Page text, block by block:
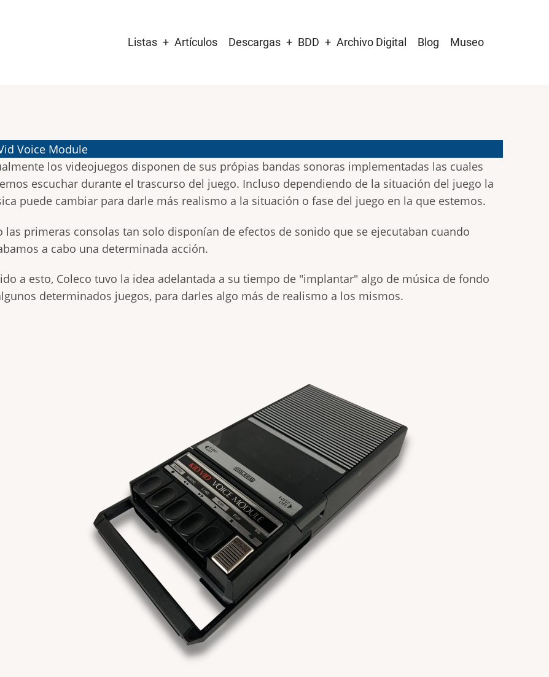
navigation
Listas Artículos Descargas BDD Archivo Digital Blog Museo
Voice Module
los videojuegos disponen de sus própias bandas sonoras implementadas las cuales
escuchar durante el trascurso del juego. Incluso dependiendo de la situación del juego la
puede cambiar para darle más realismo a la situación o fase del juego en la que estemos.
las primeras consolas tan solo disponían de efectos de sonido que se ejecutaban cuando
a cabo una determinada acción.
a esto, Coleco tuvo la idea adelantada a su tiempo de "implantar" algo de música de fondo
determinados juegos, para darles algo más de realismo a los mismos.